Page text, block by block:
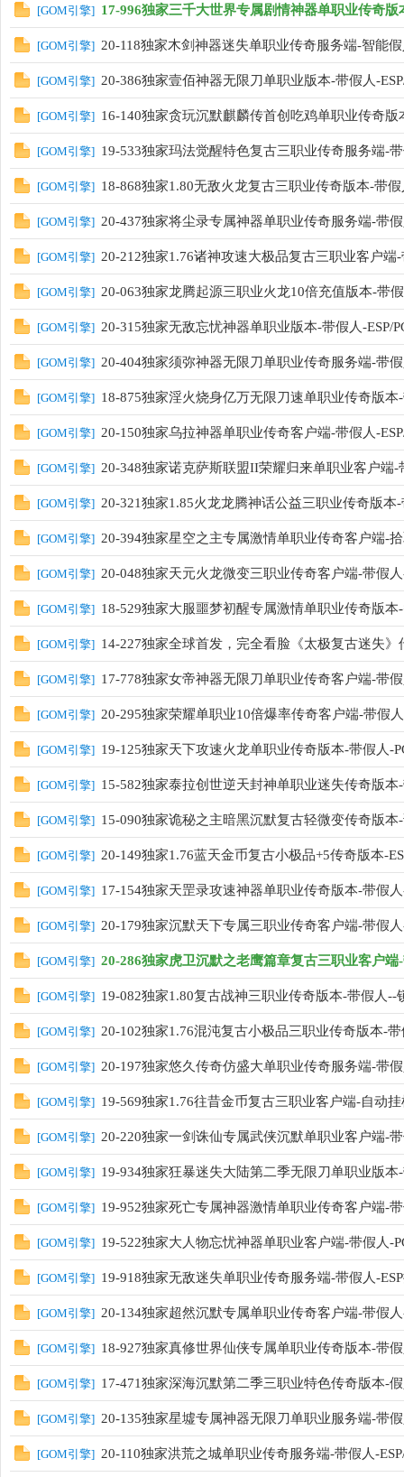
[GOM引擎] 17-996独家三千大世界专属剧情神器单职业传奇
[GOM引擎] 20-118独家木剑神器迷失单职业传奇服务端-智能
[GOM引擎] 20-386独家壹佰神器无限刀单职业版本-带假人-
[GOM引擎] 16-140独家贪玩沉默麒麟传首创吃鸡单职业传奇
[GOM引擎] 19-533独家玛法觉醒特色复古三职业传奇服务端-
[GOM引擎] 18-868独家1.80无敌火龙复古三职业传奇版本-带
[GOM引擎] 20-437独家将尘录专属神器单职业传奇服务端-带
[GOM引擎] 20-212独家1.76诸神攻速大极品复古三职业客户端
[GOM引擎] 20-063独家龙腾起源三职业火龙10倍充值版本-带
[GOM引擎] 20-315独家无敌忘忧神器单职业版本-带假人-ESP/
[GOM引擎] 20-404独家须弥神器无限刀单职业传奇服务端-带
[GOM引擎] 18-875独家淫火烧身亿万无限刀速单职业传奇版
[GOM引擎] 20-150独家乌拉神器单职业传奇客户端-带假人-
[GOM引擎] 20-348独家诺克萨斯联盟II荣耀归来单职业客户端-
[GOM引擎] 20-321独家1.85火龙龙腾神话公益三职业传奇版本
[GOM引擎] 20-394独家星空之主专属激情单职业传奇客户端-
[GOM引擎] 20-048独家天元火龙微变三职业传奇客户端-带假
[GOM引擎] 18-529独家大服噩梦初醒专属激情单职业传奇版
[GOM引擎] 14-227独家全球首发，完全看脸《太极复古迷失
[GOM引擎] 17-778独家女帝神器无限刀单职业传奇客户端-带
[GOM引擎] 20-295独家荣耀单职业10倍爆率传奇客户端-带假
[GOM引擎] 19-125独家天下攻速火龙单职业传奇版本-带假人-
[GOM引擎] 15-582独家泰拉创世逆天封神单职业迷失传奇版
[GOM引擎] 15-090独家诡秘之主暗黑沉默复古轻微变传奇版
[GOM引擎] 20-149独家1.76蓝天金币复古小极品+5传奇版本-
[GOM引擎] 17-154独家天罡录攻速神器单职业传奇版本-带假
[GOM引擎] 20-179独家沉默天下专属三职业传奇客户端-带假
[GOM引擎] 20-286独家虎卫沉默之老鹰篇章复古三职业客户
[GOM引擎] 19-082独家1.80复古战神三职业传奇版本-带假人--
[GOM引擎] 20-102独家1.76混沌复古小极品三职业传奇版本-
[GOM引擎] 20-197独家悠久传奇仿盛大单职业传奇服务端-带
[GOM引擎] 19-569独家1.76往昔金币复古三职业客户端-自动
[GOM引擎] 20-220独家一剑诛仙专属武侠沉默单职业客户端-
[GOM引擎] 19-934独家狂暴迷失大陆第二季无限刀单职业版本
[GOM引擎] 19-952独家死亡专属神器激情单职业传奇客户端-
[GOM引擎] 19-522独家大人物忘忧神器单职业客户端-带假人-
[GOM引擎] 19-918独家无敌迷失单职业传奇服务端-带假人-
[GOM引擎] 20-134独家超然沉默专属单职业传奇客户端-带假
[GOM引擎] 18-927独家真修世界仙侠专属单职业传奇版本-带
[GOM引擎] 17-471独家深海沉默第二季三职业特色传奇版本-
[GOM引擎] 20-135独家星墟专属神器无限刀单职业服务端-带
[GOM引擎] 20-110独家洪荒之城单职业传奇服务端-带假人-